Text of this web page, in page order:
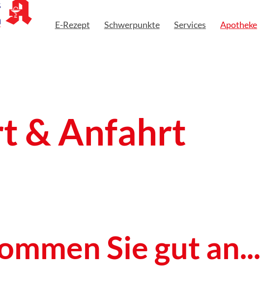
E-Rezept Schwerpunkte Services Apotheke
& Anfahrt
Sie gut an...